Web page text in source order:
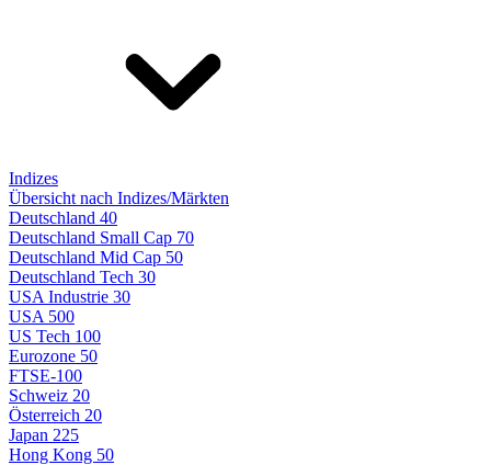
Indizes
Übersicht nach Indizes/Märkten
Deutschland 40
Deutschland Small Cap 70
Deutschland Mid Cap 50
Deutschland Tech 30
USA Industrie 30
USA 500
US Tech 100
Eurozone 50
FTSE-100
Schweiz 20
Österreich 20
Japan 225
Hong Kong 50